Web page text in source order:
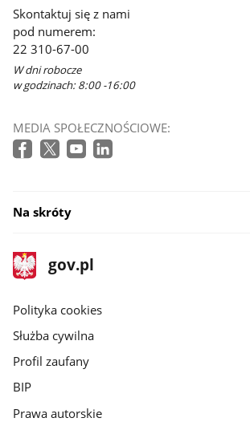
Skontaktuj się z nami
pod numerem:
22 310-67-00
W dni robocze
w godzinach: 8:00 -16:00
MEDIA SPOŁECZNOŚCIOWE:
Na skróty
stopka
gov.pl
Strona
gov.pl
gov.pl
Polityka cookies
Służba cywilna
Profil zaufany
BIP
Prawa autorskie